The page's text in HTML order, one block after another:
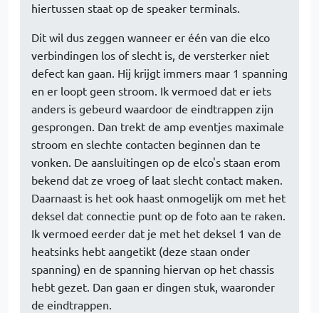
hiertussen staat op de speaker terminals.
Dit wil dus zeggen wanneer er één van die elco
verbindingen los of slecht is, de versterker niet
defect kan gaan. Hij krijgt immers maar 1 spanning
en er loopt geen stroom. Ik vermoed dat er iets
anders is gebeurd waardoor de eindtrappen zijn
gesprongen. Dan trekt de amp eventjes maximale
stroom en slechte contacten beginnen dan te
vonken. De aansluitingen op de elco's staan erom
bekend dat ze vroeg of laat slecht contact maken.
Daarnaast is het ook haast onmogelijk om met het
deksel dat connectie punt op de foto aan te raken.
Ik vermoed eerder dat je met het deksel 1 van de
heatsinks hebt aangetikt (deze staan onder
spanning) en de spanning hiervan op het chassis
hebt gezet. Dan gaan er dingen stuk, waaronder
de eindtrappen.